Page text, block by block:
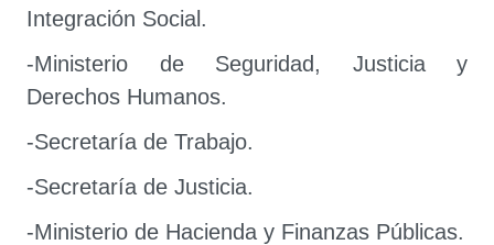
Integración Social.
-Ministerio de Seguridad, Justicia y
Derechos Humanos.
-Secretaría de Trabajo.
-Secretaría de Justicia.
-Ministerio de Hacienda y Finanzas Públicas.